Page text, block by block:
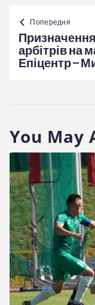
Навігація
записів
Попередня
Призначення
арбітрів на
Епіцентр –
You May